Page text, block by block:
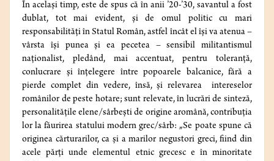
În acelaşi timp, este de spus că în anii ’20-’30, savantul a fost
dublat, tot mai evident, şi de omul politic cu mari
responsabilităţi în Statul Român, astfel încât el îşi va atenua –
vârsta îşi punea şi ea pecetea – sensibil militantismul
naţionalist, pledând, mai accentuat, pentru toleranţă,
conlucrare şi înţelegere între popoarele balcanice, fără a
pierde complet din vedere, însă, şi relevarea intereselor
românilor de peste hotare; sunt relevate, în lucrări de sinteză,
personalităţile elene/sârbeşti de origine aromână, contribuţia
lor la făurirea statului modern grec/sârb: „Se poate spune că
originea cărturarilor, ca şi a marilor negustori greci, fiind din
acele părţi unde elementul etnic grecesc e în minoritate